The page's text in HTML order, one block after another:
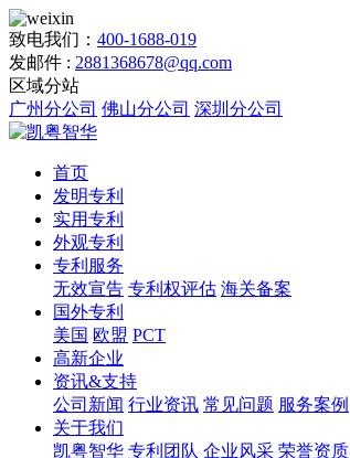
致电我们： 400-1688-019
发邮件 : 2881368678@qq.com
区域分站
广州分公司 佛山分公司 深圳分公司
首页
发明专利
实用专利
外观专利
专利服务
无效宣告 专利权评估 海关备案
国外专利
美国 欧盟 PCT
高新企业
资讯&支持
公司新闻 行业资讯 常见问题 服务案例
关于我们
凯粤智华 专利团队 企业风采 荣誉资质